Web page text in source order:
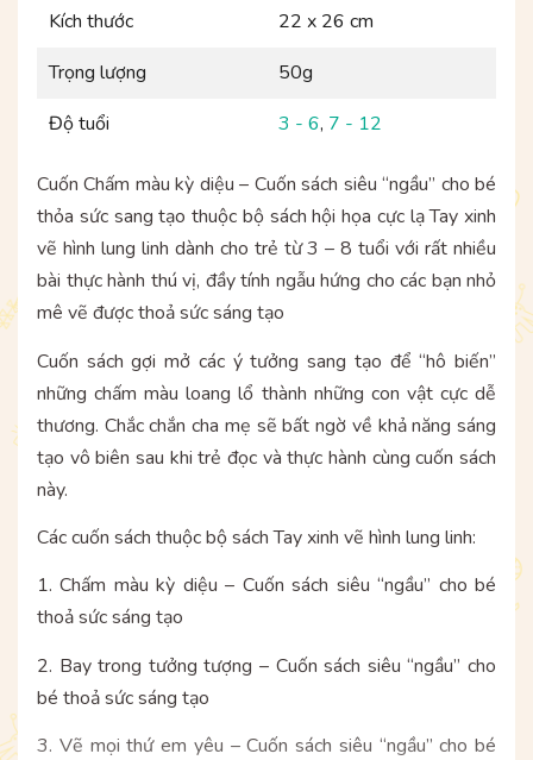
Kích thước
22 x 26 cm
Trọng lượng
50g
Độ tuổi
3 - 6, 7 - 12
Cuốn Chấm màu kỳ diệu – Cuốn sách siêu “ngầu” cho bé
thỏa sức sang tạo thuộc bộ sách hội họa cực lạ Tay xinh
vẽ hình lung linh dành cho trẻ từ 3 – 8 tuổi với rất nhiều
bài thực hành thú vị, đầy tính ngẫu hứng cho các bạn nhỏ
mê vẽ được thoả sức sáng tạo
Cuốn sách gợi mở các ý tưởng sang tạo để “hô biến”
những chấm màu loang lổ thành những con vật cực dễ
thương. Chắc chắn cha mẹ sẽ bất ngờ về khả năng sáng
tạo vô biên sau khi trẻ đọc và thực hành cùng cuốn sách
này.
Các cuốn sách thuộc bộ sách Tay xinh vẽ hình lung linh:
1. Chấm màu kỳ diệu – Cuốn sách siêu “ngầu” cho bé
thoả sức sáng tạo
2. Bay trong tưởng tượng – Cuốn sách siêu “ngầu” cho
bé thoả sức sáng tạo
3. Vẽ mọi thứ em yêu – Cuốn sách siêu “ngầu” cho bé